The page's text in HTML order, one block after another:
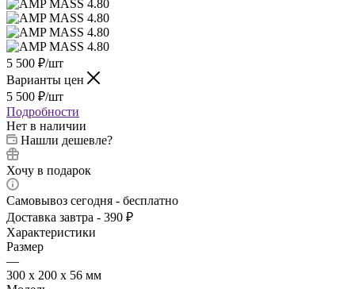
5 500 ₽/шт
Варианты цен
5 500 ₽/шт
Подробности
Нет в наличии
Нашли дешевле?
Хочу в подарок
Самовывоз сегодня - бесплатно
Доставка завтра - 390 ₽
Характеристики
Размер
—
300 x 200 x 56 мм